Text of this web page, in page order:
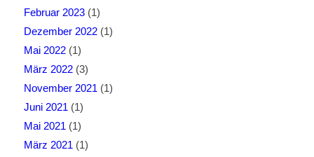
Februar 2023(1)
Dezember 2022(1)
Mai 2022(1)
März 2022(3)
November 2021 (1)
Juni 2021 (1)
Mai 2021 (1)
März 2021 (1)